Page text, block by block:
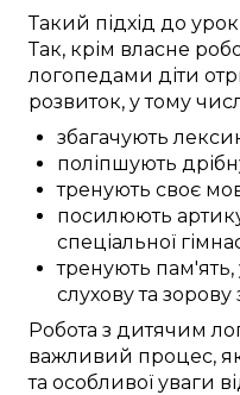
Такий підхід до
Так, крім власне
логопедами діти
розвиток, у тому
збагачують
поліпшують
тренують своє
посилюють
спеціальної
тренують пам'ять,
слухову та зорову
Робота з дитячим
важливий процес,
та особливої уваги